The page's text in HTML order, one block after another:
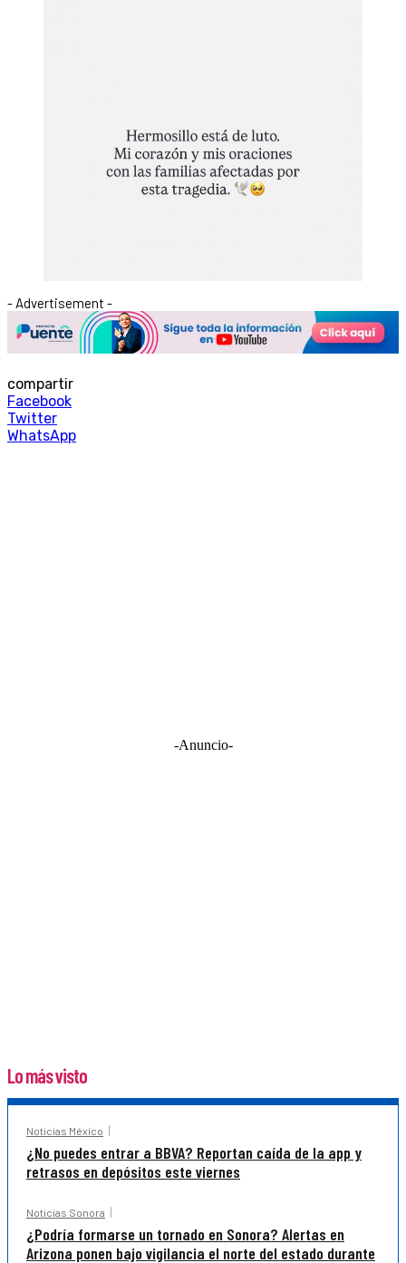
- Advertisement -
compartir
Facebook
Twitter
WhatsApp
-Anuncio-
Lo más visto
Noticias México
¿No puedes entrar a BBVA? Reportan caída de la app y
retrasos en depósitos este viernes
Noticias Sonora
¿Podría formarse un tornado en Sonora? Alertas en
Arizona ponen bajo vigilancia el norte del estado durante